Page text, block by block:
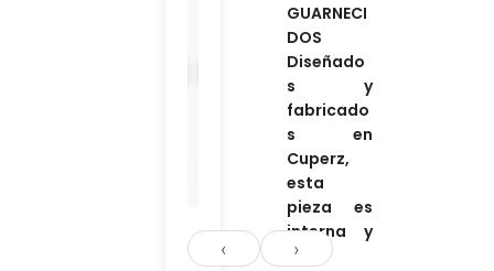
‹ ›
GUARNECI
DOS
Diseñado
s y
fabricado
s en
Cuperz,
esta
pieza es
interna y
está